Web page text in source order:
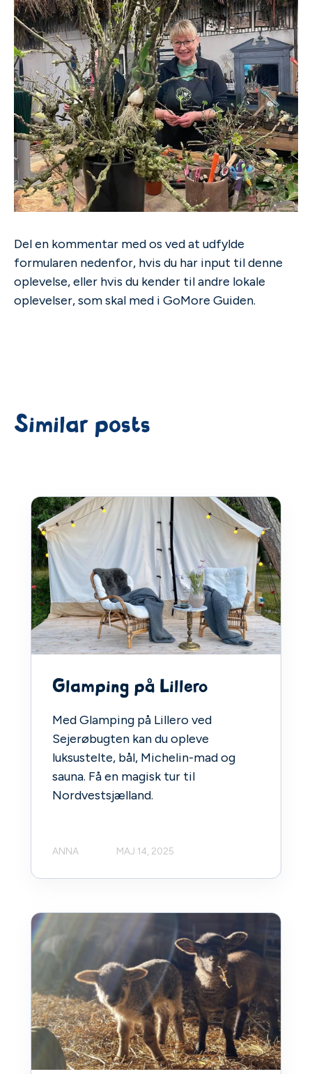
Del en kommentar med os ved at udfylde
formularen nedenfor, hvis du har input til denne
oplevelse, eller hvis du kender til andre lokale
oplevelser, som skal med i GoMore Guiden.
Similar posts
Glamping på Lillero
Med Glamping på Lillero ved
Sejerøbugten kan du opleve
luksustelte, bål, Michelin-mad og
sauna. Få en magisk tur til
Nordvestsjælland.
ANNA MAJ 14, 2025